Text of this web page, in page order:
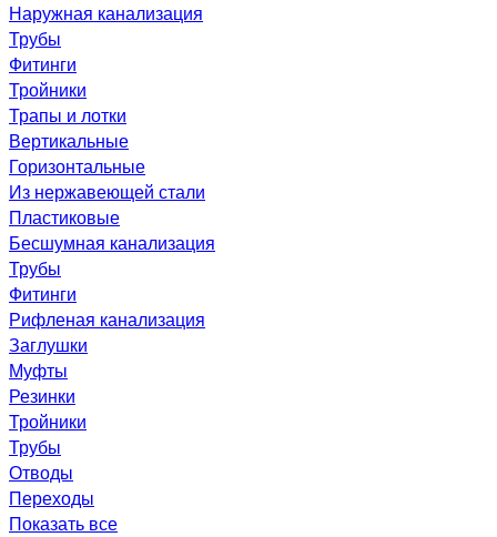
Наружная канализация
Трубы
Фитинги
Тройники
Трапы и лотки
Вертикальные
Горизонтальные
Из нержавеющей стали
Пластиковые
Бесшумная канализация
Трубы
Фитинги
Рифленая канализация
Заглушки
Муфты
Резинки
Тройники
Трубы
Отводы
Переходы
Показать все